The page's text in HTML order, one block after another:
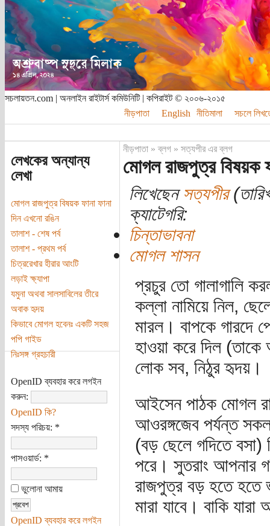
সচলায়তন.com | অনলাইন রাইটার্স কমিউনিটি | কপিরাইট © ২০০৬-২০১৫
নীড়পাতা
English নীতিমালা সচলে
লেখকের অন্যান্য
লেখা
মোগল রাজপুত্র বিষয়ক ফানা ফানা
দিন এখনো রঙিন
তালাশ - শেষ পর্ব
তালাশ - প্রথম পর্ব
চিত্ররেখার হীরার আংটি
লড়াই ক্ষ্যাপা
যমুনা অথবা সালসাবিলের তীরে
অবাক হৃদয়
কিভাবে মোগল হবেনঃ একটি সহজ
পপি গাইড
নিঃসঙ্গ গ্রহচারী
OpenID ব্যবহার করে লগইন
করুন:
OpenID কি?
সদস্য পরিচয়: *
পাসওয়ার্ড: *
ভুলোনা আমায়
OpenID ব্যবহার করে লগইন
নীড়পাতা»ব্লগ» সত্যপীর এর ব্লগ
মোগল রাজপুত্র বিষয়ক
লিখেছেনসত্যপীর
ক্যাটেগরি:
চিন্তাভাবনা
মোগল শাসন
প্রচুর তো গালাগালি
কল্লা নামিয়ে নিল,
মারল। বাপকে গারদে
হাওয়া করে দিল (তাকে
লোক সব, নিঠুর হৃদয়।
আইসেন পাঠক মোগল
আওরঙ্গজেব পর্যন্ত
(বড় ছেলে গদিতে
পরে। সুতরাং আপনার
রাজপুত্র বড় হতে হতে
মারা যাবে। বাকি